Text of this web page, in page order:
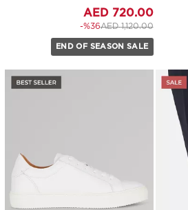
720.00 AED
Price reduced from
1,120.00 AED
to 720.00 AED
%36-
END OF SEASON SALE